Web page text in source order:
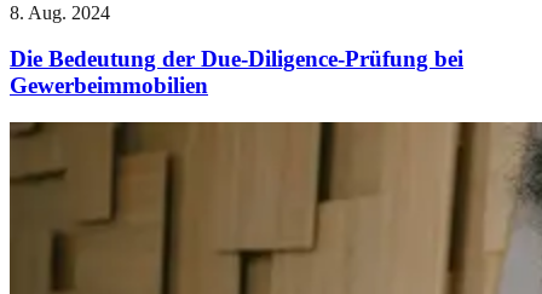
8. Aug. 2024
Die Bedeutung der Due-Diligence-Prüfung bei
Gewerbeimmobilien